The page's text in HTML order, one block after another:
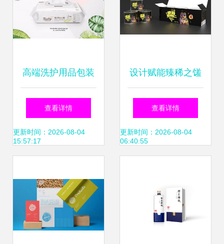
高端洗护用品包装
设计的新浪潮 贝能
携手在水一方品牌
方”生态美学
查看详情
更新时间：2026-08-04
15:57:17
设计赋能臻稀之馐
鹭鲜生琥珀核桃仁
包装文创解析
查看详情
更新时间：2026-08-04
06:40:55